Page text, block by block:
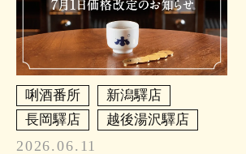
唎酒番所
新潟驛店
長岡驛店
越後湯沢驛店
2026.06.11